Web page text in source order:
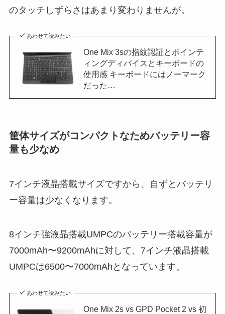
のタッチしずらさはあまり変わりませんが。
あわせて読みたい
One Mix 3sの指紋認証とポインテ
ィングディバイスとキーボードの
使用感 キーボードにはノーマーク
だった…
筐体サイズがコンパクトなためバッテリー容
量も少なめ
7インチ液晶搭載サイズですから、自ずとバッテリ
ー容量は少なくなります。
8インチ強液晶搭載UMPCのバッテリー搭載容量が
7000mAh〜9200mAhに対して、7インチ液晶搭載
UMPCは6500〜7000mAhとなっています。
あわせて読みたい
One Mix 2s vs GPD Pocket 2 vs 初